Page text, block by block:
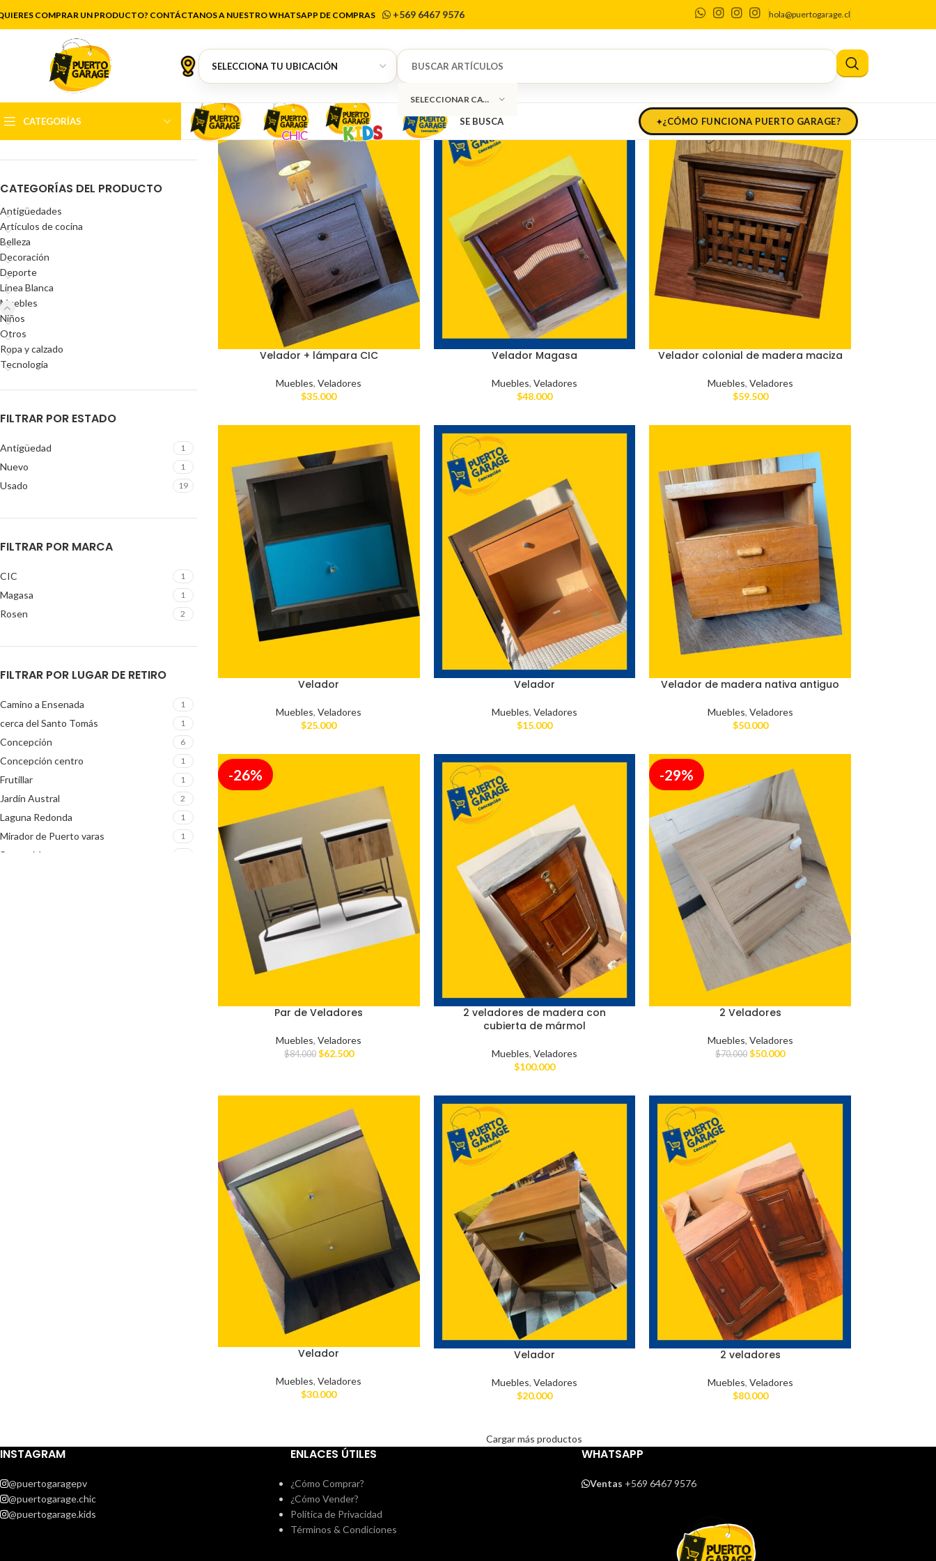
COMPRAR UN PRODUCTO? CONTÁCTANOS A NUESTRO WHATSAPP DE COMPRAS +569 6467 9576 hola@puertogarage.cl
SELECCIONAR CATEGORÍA
CATEGORÍAS SE BUSCA ¿CÓMO FUNCIONA PUERTO GARAGE?
Veladores
FILTRAR POR PRECIO
FILTRAR
Precio:$15.000—
CATEGORÍAS DEL PRODUCTO
Antigüedades
Artículos de cocina
Belleza
Decoración
Deporte
Línea Blanca
Muebles
Niños
Otros
Ropa y calzado
Tecnología
FILTRAR POR ESTADO
Antigüedad 1
Nuevo 1
Usado 19
FILTRAR POR MARCA
CIC 1
Magasa 1
Rosen 2
FILTRAR POR LUGAR DE RETIRO
Camino a Ensenada 1
cerca del Santo Tomás 1
Concepción 6
Concepción centro 1
Frutillar 1
Jardín Austral 2
Laguna Redonda 1
Mirador de Puerto varas 1
Puerto Montt
Velador + lámpara CIC
Muebles,Veladores
$35.000
Velador Magasa
Muebles, Veladores
$48.000
Velador colonial de madera maciza
Muebles, Veladores
$59.500
Velador
Muebles,Veladores
$25.000
Velador
Muebles, Veladores
$15.000
Velador de madera nativa antiguo
Muebles, Veladores
$50.000
-26%
Par de Veladores
Muebles,Veladores
$84.000 $62.500
2 veladores de madera con
cubierta de mármol
Muebles, Veladores
$100.000
-29%
2 Veladores
Muebles, Veladores
$70.000 $50.000
Velador
Muebles,Veladores
$30.000
Velador
Muebles, Veladores
$20.000
2 veladores
Muebles, Veladores
$80.000
Cargar más productos
INSTAGRAM
@puertogaragepv
@puertogarage.chic
@puertogarage.kids
ENLACES ÚTILES
¿Cómo Comprar?
¿Cómo Vender?
Política de Privacidad
Términos & Condiciones
WHATSAPP
Ventas +569 6467 9576